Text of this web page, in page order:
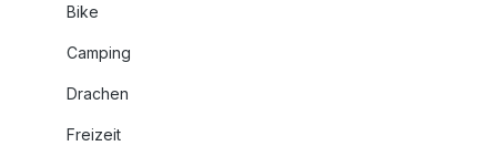
Bike
Camping
Drachen
Freizeit